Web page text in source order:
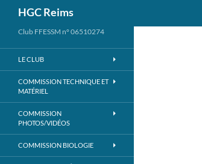
HGC Reims
Club FFESSM n° 06510274
LE CLUB
COMMISSION TECHNIQUE ET
MATÉRIEL
COMMISSION
PHOTOS/VIDÉOS
COMMISSION BIOLOGIE